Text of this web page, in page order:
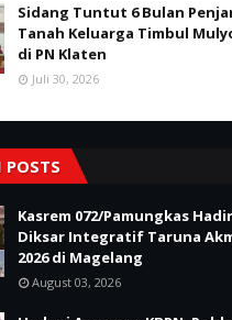
Sidang Tuntut 6 Bulan
Tanah Keluarga Timbul
di PN Klaten
Juli 30, 2026
POSTS
Kasrem 072/Pamungkas
Diksar Integratif Taruna
2026 di Magelang
August 03, 2026